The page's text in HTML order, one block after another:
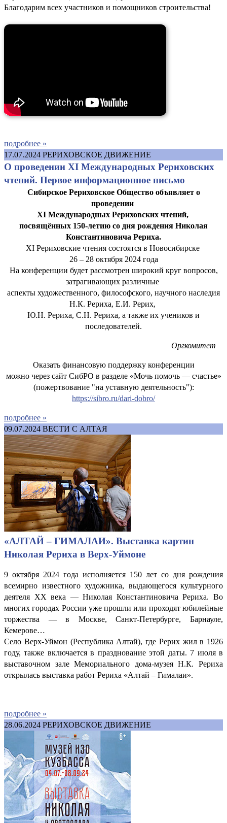
Благодарим всех участников и помощников строительства!
подробнее »
17.07.2024 РЕРИХОВСКОЕ ДВИЖЕНИЕ
О проведении XI Международных Рериховских
чтений. Первое информационное письмо
Сибирское Рериховское Общество объявляет о
проведении
XI Международных Рериховских чтений,
посвящённых 150-летию со дня рождения Николая
Константиновича Рериха.
XI Рериховские чтения состоятся в Новосибирске
26 – 28 октября 2024 года
На конференции будет рассмотрен широкий круг вопросов,
затрагивающих различные
аспекты художественного, философского, научного наследия
Н.К. Рериха, Е.И. Рерих,
Ю.Н. Рериха, С.Н. Рериха, а также их учеников и
последователей.
Оргкомитет
Оказать финансовую поддержку конференции
можно через сайт СибРО в разделе «Мочь помочь — счастье»
(пожертвование "на уставную деятельность"):
https://sibro.ru/dari-dobro/
подробнее »
09.07.2024 ВЕСТИ С АЛТАЯ
«АЛТАЙ – ГИМАЛАИ». Выставка картин
Николая Рериха в Верх-Уймоне
9 октября 2024 года исполняется 150 лет со дня рождения
всемирно известного художника, выдающегося культурного
деятеля XX века — Николая Константиновича Рериха. Во
многих городах России уже прошли или проходят юбилейные
торжества — в Москве, Санкт-Петербурге, Барнауле,
Кемерове…
Село Верх-Уймон (Республика Алтай), где Рерих жил в 1926
году, также включается в празднование этой даты. 7 июля в
выставочном зале Мемориального дома-музея Н.К. Рериха
открылась выставка работ Рериха «Алтай – Гималаи».
подробнее »
28.06.2024 РЕРИХОВСКОЕ ДВИЖЕНИЕ